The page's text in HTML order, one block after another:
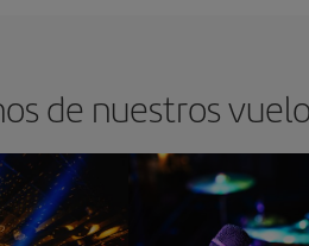
de nuestros